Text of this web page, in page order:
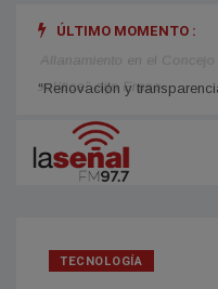
ÚLTIMO MOMENTO :
de la Cooperativa de Villa
Allanamiento en el
política” dijo Eraso
TECNOLOGÍA